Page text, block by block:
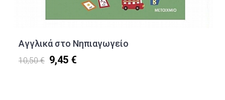
Αγγλικά στο Νηπιαγωγείο
10,50 € 9,45 €